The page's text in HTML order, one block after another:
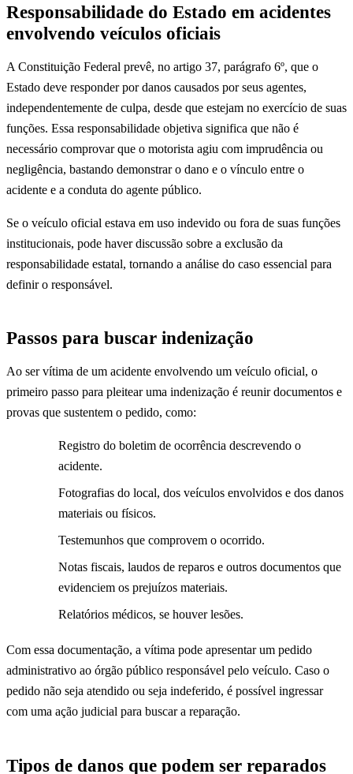
Responsabilidade do Estado em acidentes
envolvendo veículos oficiais
A Constituição Federal prevê, no artigo 37, parágrafo 6º, que o
Estado deve responder por danos causados por seus agentes,
independentemente de culpa, desde que estejam no exercício de suas
funções. Essa responsabilidade objetiva significa que não é
necessário comprovar que o motorista agiu com imprudência ou
negligência, bastando demonstrar o dano e o vínculo entre o
acidente e a conduta do agente público.
Se o veículo oficial estava em uso indevido ou fora de suas funções
institucionais, pode haver discussão sobre a exclusão da
responsabilidade estatal, tornando a análise do caso essencial para
definir o responsável.
Passos para buscar indenização
Ao ser vítima de um acidente envolvendo um veículo oficial, o
primeiro passo para pleitear uma indenização é reunir documentos e
provas que sustentem o pedido, como:
Registro do boletim de ocorrência descrevendo o
acidente.
Fotografias do local, dos veículos envolvidos e dos danos
materiais ou físicos.
Testemunhos que comprovem o ocorrido.
Notas fiscais, laudos de reparos e outros documentos que
evidenciem os prejuízos materiais.
Relatórios médicos, se houver lesões.
Com essa documentação, a vítima pode apresentar um pedido
administrativo ao órgão público responsável pelo veículo. Caso o
pedido não seja atendido ou seja indeferido, é possível ingressar
com uma ação judicial para buscar a reparação.
Tipos de danos que podem ser reparados